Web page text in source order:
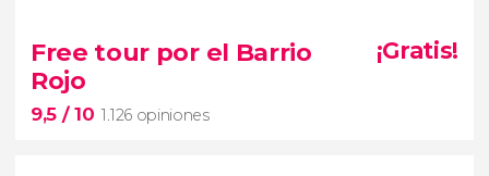
tour en bicicleta por Ámsterdam
recorrido sobre ruedas
turismo
Free tour por el Barrio
Rojo
9,5 / 10 1.126 opiniones
¡Gratis!